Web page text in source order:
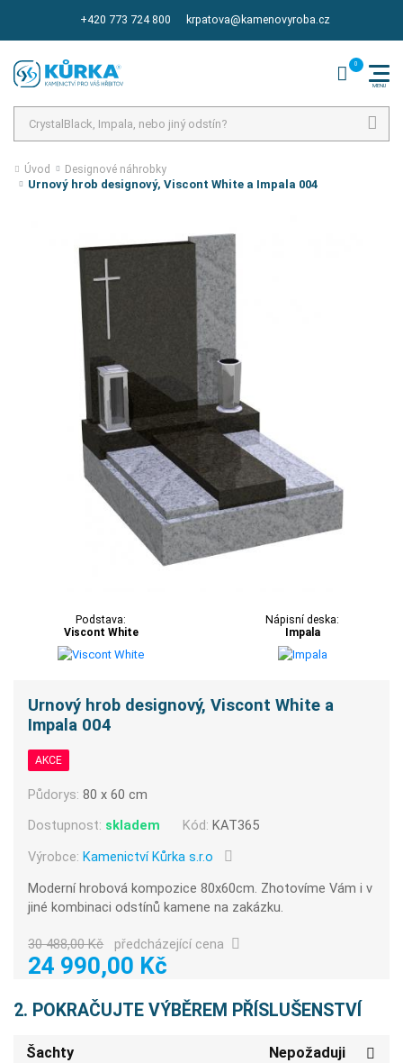
+420 773 724 800 krpatova@kamenovyroba.cz
Úvod Designové náhrobky
Urnový hrob designový, Viscont White a Impala 004
Podstava:
Viscont White
Nápisní deska:
Impala
Urnový hrob designový, Viscont White a
Impala 004
AKCE
Půdorys:80 x 60 cm
Dostupnost: skladem Kód: KAT365
Výrobce:Kamenictví Kůrka s.r.o
Moderní hrobová kompozice 80x60cm. Zhotovíme Vám i v
jiné kombinaci odstínů kamene na zakázku.
30 488,00 Kč předcházející cena
24 990,00 Kč
2. POKRAČUJTE VÝBĚREM PŘÍSLUŠENSTVÍ
Šachty Nepožaduji